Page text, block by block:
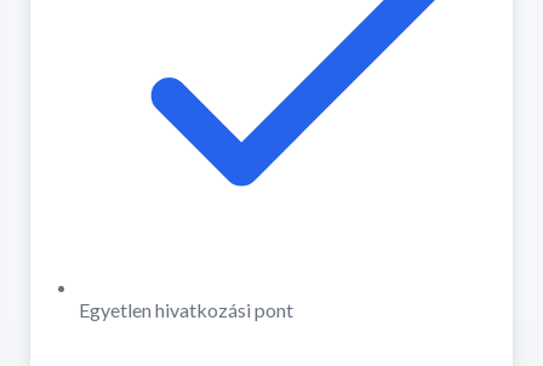
Egyetlen hivatkozási pont